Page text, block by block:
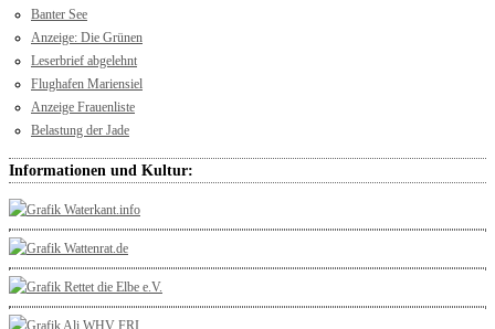
Banter See
Anzeige: Die Grünen
Leserbrief abgelehnt
Flughafen Mariensiel
Anzeige Frauenliste
Belastung der Jade
Informationen und Kultur: